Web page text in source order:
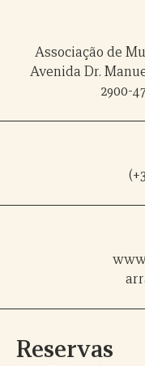
Associação de
Avenida Dr.
2900-
Reservas